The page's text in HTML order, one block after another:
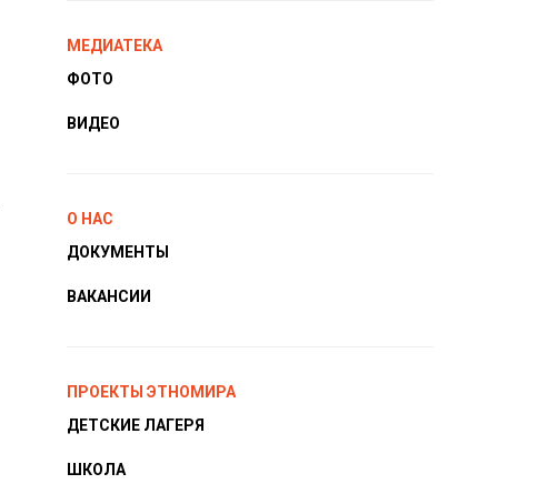
МЕДИАТЕКА
ФОТО
ВИДЕО
О НАС
ДОКУМЕНТЫ
ВАКАНСИИ
ПРОЕКТЫ ЭТНОМИРА
ДЕТСКИЕ ЛАГЕРЯ
ШКОЛА